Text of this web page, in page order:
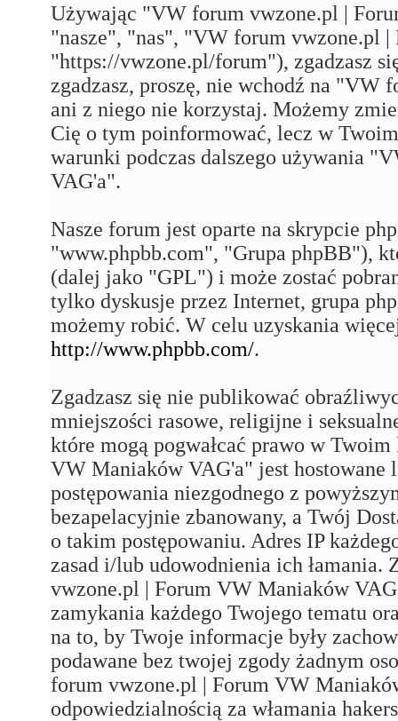
Używając "VW forum vwzone.pl |
"nasze", "nas", "VW forum vwzone.pl
"https://vwzone.pl/forum"), zgadzasz
zgadzasz, proszę, nie wchodź na
ani z niego nie korzystaj. Możemy
Cię o tym poinformować, lecz w
warunki podczas dalszego używania
VAG'a".
Nasze forum jest oparte na skrypcie
"www.phpbb.com", "Grupa phpBB"),
(dalej jako "GPL") i może zostać
tylko dyskusje przez Internet, grupa
możemy robić. W celu uzyskania
http://www.phpbb.com/.
Zgadzasz się nie publikować
mniejszości rasowe, religijne i
które mogą pogwałcać prawo w
VW Maniaków VAG'a" jest hostowane
postępowania niezgodnego z
bezapelacyjnie zbanowany, a Twój
o takim postępowaniu. Adres IP
zasad i/lub udowodnienia ich
vwzone.pl | Forum VW Maniaków
zamykania każdego Twojego tematu
na to, by Twoje informacje były
podawane bez twojej zgody żadnym
forum vwzone.pl | Forum VW
odpowiedzialnością za włamania